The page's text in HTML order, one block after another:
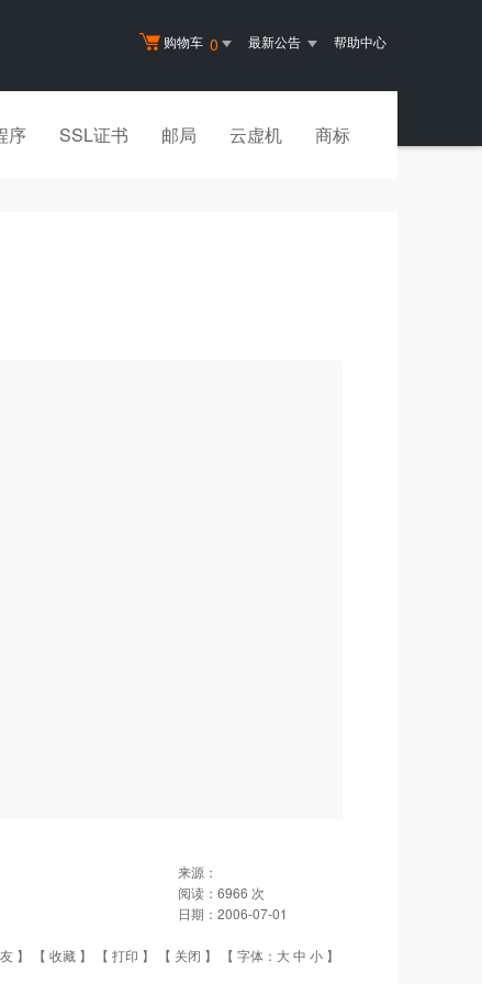
购物车 0 最新公告 帮助中心
序 SSL证书 邮局 云虚机 商标
来源：
阅读： 6966 次
日期： 2006-07-01
】 【 收藏 】 【 打印 】 【 关闭 】 【 字体： 大中 小 】